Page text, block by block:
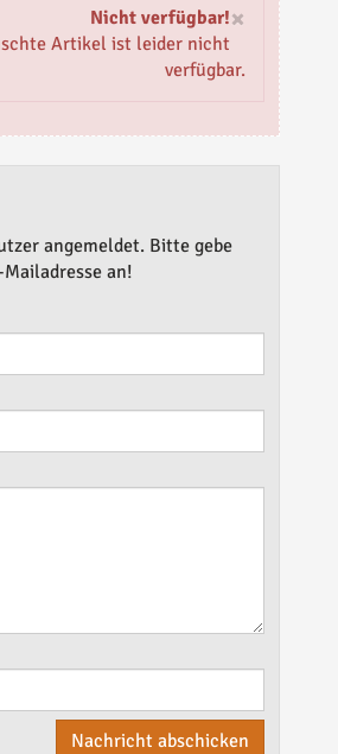
×
Nicht verfügbar!
Artikel ist leider nicht
verfügbar.
angemeldet. Bitte gebe
an!
Nachricht abschicken